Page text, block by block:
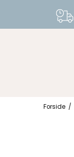
Forside /